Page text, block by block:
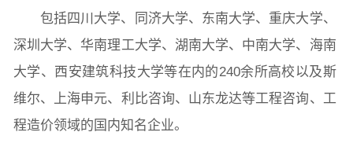
包括四川大学、同济大学、东南大学、重庆大学、
深圳大学、华南理工大学、湖南大学、中南大学、海南
大学、西安建筑科技大学等在内的240余所高校以及斯
维尔、上海申元、利比咨询、山东龙达等工程咨询、工
程造价领域的国内知名企业。